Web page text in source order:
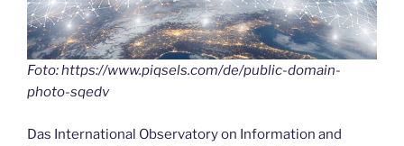
Foto: https://www.piqsels.com/de/public-domain-
photo-sqedv
Das International Observatory on Information and